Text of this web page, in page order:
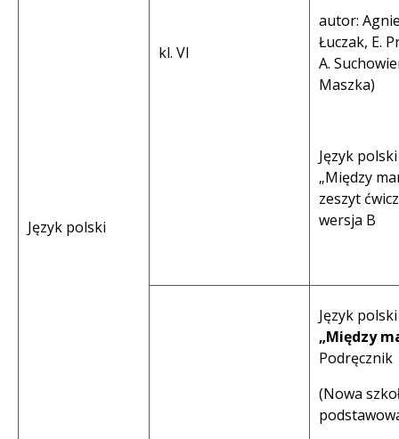
Język polski
kl. VI
autor:
Łuczak, E.
A.
Maszka)
Język
„Między
zeszyt
wersja B
Język
„Między
Podręcznik
(Nowa